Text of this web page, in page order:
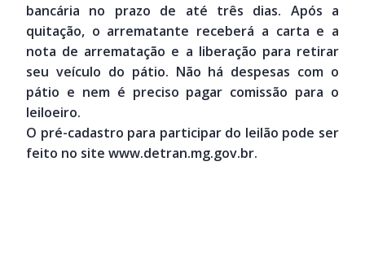
bancária no prazo de até três dias. Após a
quitação, o arrematante receberá a carta e a
nota de arrematação e a liberação para retirar
seu veículo do pátio. Não há despesas com o
pátio e nem é preciso pagar comissão para o
leiloeiro.
O pré-cadastro para participar do leilão pode ser
feito no site www.detran.mg.gov.br.